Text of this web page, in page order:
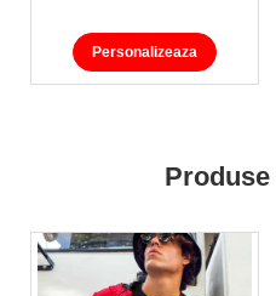
Personalizeaza